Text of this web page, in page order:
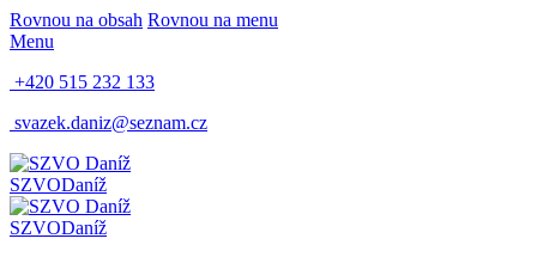
Rovnou na obsah Rovnou na menu
Menu
+420 515 232 133
svazek.daniz@seznam.cz
SZVODaníž
SZVODaníž